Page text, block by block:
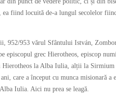
ea fiind locuită de-a lungul secolelor
952/953 vărul Sfântului István,
episcopul grec Hierotheos, episcop
Hierotheos la Alba Iulia, alții la
care a început cu munca misionară
Iulia. Aici nu prea se leagă.